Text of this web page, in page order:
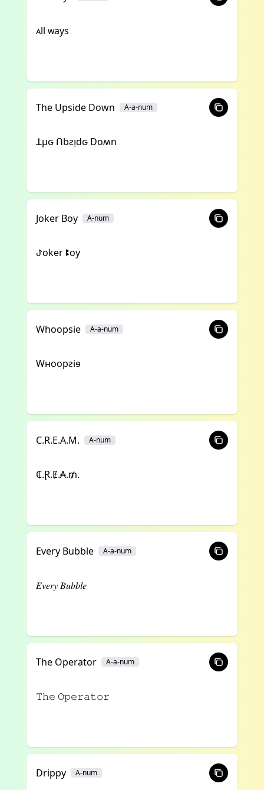
ᴀll ᴡays
The Upside Down A-a-num
ꓕμԍ ꓵbƨᴉdԍ Doʍn
Joker Boy A-num
ꚠoker ꔪoy
Whoopsie A-a-num
Wʜoopƨiɘ
C.R.E.A.M. A-num
₵.Ɽ.Ɇ.₳.₥.
Every Bubble A-a-num
𝐸𝑣𝑒𝑟𝑦 𝐵𝑢𝑏𝑏𝑙𝑒
The Operator A-a-num
𝚃𝚑𝚎 𝙾𝚙𝚎𝚛𝚊𝚝𝚘𝚛
Drippy A-num